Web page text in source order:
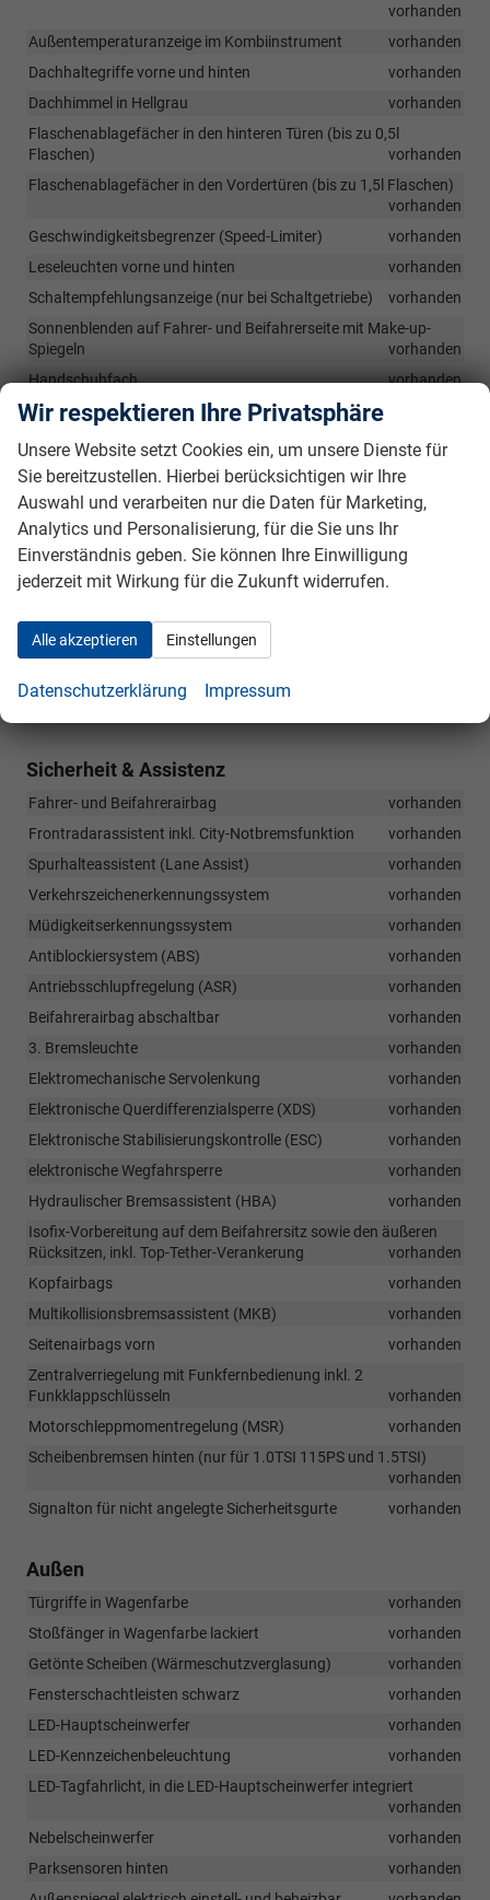
vorhanden
Außentemperaturanzeige im Kombiinstrument
vorhanden
Dachhaltegriffe vorne und hinten
vorhanden
Dachhimmel in Hellgrau
vorhanden
Flaschenablagefächer in den hinteren Türen (bis zu 0,5l
Flaschen)
vorhanden
Flaschenablagefächer in den Vordertüren (bis zu 1,5l Flaschen)
vorhanden
Geschwindigkeitsbegrenzer (Speed-Limiter)
vorhanden
Leseleuchten vorne und hinten
vorhanden
Schaltempfehlungsanzeige (nur bei Schaltgetriebe)
vorhanden
Sonnenblenden auf Fahrer- und Beifahrerseite mit Make-up-
Spiegeln
vorhanden
Handschuhfach
vorhanden
Infotainment & Kommunikation
6 Lautsprecher
vorhanden
e-Call Notrufsystem
vorhanden
8" Virtual Cockpit
vorhanden
2x USB-Anschluss (Typ-C) vorn
vorhanden
8,2" Infotainmentsystem, Kapazitives Multitouch-Display
Digitaler Radioempfang (DAB+)
Sicherheit & Assistenz
Fahrer- und Beifahrerairbag
vorhanden
Frontradarassistent inkl. City-Notbremsfunktion
vorhanden
Spurhalteassistent (Lane Assist)
vorhanden
Verkehrszeichenerkennungssystem
vorhanden
Müdigkeitserkennungssystem
vorhanden
Antiblockiersystem (ABS)
vorhanden
Antriebsschlupfregelung (ASR)
vorhanden
Beifahrerairbag abschaltbar
vorhanden
3. Bremsleuchte
vorhanden
Elektromechanische Servolenkung
vorhanden
Elektronische Querdifferenzialsperre (XDS)
vorhanden
Elektronische Stabilisierungskontrolle (ESC)
vorhanden
elektronische Wegfahrsperre
vorhanden
Hydraulischer Bremsassistent (HBA)
vorhanden
Isofix-Vorbereitung auf dem Beifahrersitz sowie den äußeren
Rücksitzen, inkl. Top-Tether-Verankerung
vorhanden
Kopfairbags
vorhanden
Multikollisionsbremsassistent (MKB)
vorhanden
Seitenairbags vorn
vorhanden
Zentralverriegelung mit Funkfernbedienung inkl. 2
Funkklappschlüsseln
vorhanden
Motorschleppmomentregelung (MSR)
vorhanden
Scheibenbremsen hinten (nur für 1.0TSI 115PS und 1.5TSI)
vorhanden
Signalton für nicht angelegte Sicherheitsgurte
vorhanden
Außen
Türgriffe in Wagenfarbe
vorhanden
Stoßfänger in Wagenfarbe lackiert
vorhanden
Getönte Scheiben (Wärmeschutzverglasung)
vorhanden
Fensterschachtleisten schwarz
vorhanden
LED-Hauptscheinwerfer
vorhanden
LED-Kennzeichenbeleuchtung
vorhanden
LED-Tagfahrlicht, in die LED-Hauptscheinwerfer integriert
vorhanden
Nebelscheinwerfer
vorhanden
Parksensoren hinten
vorhanden
Wir respektieren Ihre Privatsphäre
Unsere Website setzt Cookies ein, um unsere Dienste für
Sie bereitzustellen. Hierbei berücksichtigen wir Ihre
Auswahl und verarbeiten nur die Daten für Marketing,
Analytics und Personalisierung, für die Sie uns Ihr
Einverständnis geben. Sie können Ihre Einwilligung
jederzeit mit Wirkung für die Zukunft widerrufen.
Alle akzeptieren Einstellungen
Datenschutzerklärung Impressum